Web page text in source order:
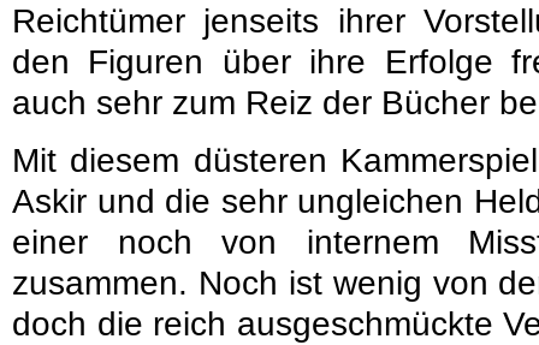
Reichtümer jenseits ihrer
den Figuren über ihre Erfolge
auch sehr zum Reiz der Bücher
Mit diesem düsteren
Askir und die sehr ungleichen
einer noch von internem
zusammen. Noch ist wenig von
doch die reich ausgeschmückte